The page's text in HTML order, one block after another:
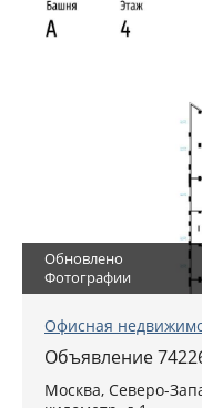
Обновлено
Фотографии
Офисная
Объявление
Москва, Северо-